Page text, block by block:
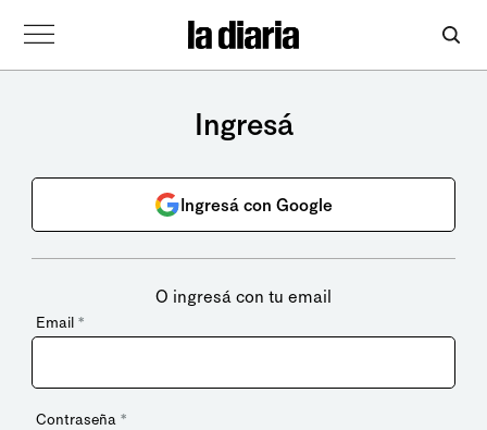
Ingresá
Ingresá con Google
O ingresá con tu email
Email *
Contraseña *